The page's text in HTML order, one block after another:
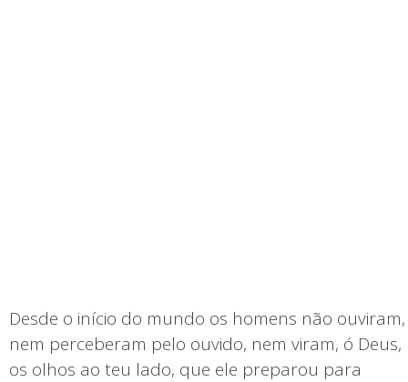
Desde o início do mundo os homens não ouviram,
nem perceberam pelo ouvido, nem viram, ó Deus,
os olhos ao teu lado, que ele preparou para